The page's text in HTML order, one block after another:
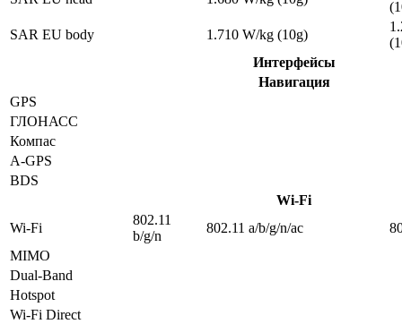
SAR EU body
1.710 W/kg (10g)
Интерфейсы
Навигация
GPS
ГЛОНАСС
Компас
A-GPS
BDS
Wi-Fi
Wi-Fi
802.11
b/g/n
802.11 a/b/g/n/ac
MIMO
Dual-Band
Hotspot
Wi-Fi Direct